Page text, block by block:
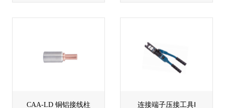
CAA-LD 铜铝接线柱 连接端子压接工具Ⅰ